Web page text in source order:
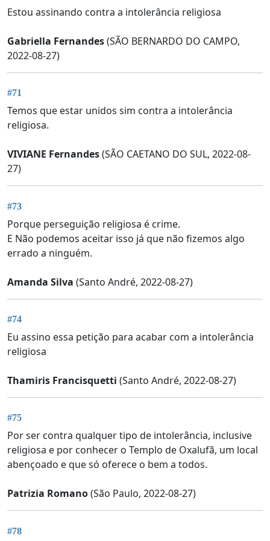
Estou assinando contra a intolerância religiosa
Gabriella Fernandes(SÃO BERNARDO DO CAMPO,
2022-08-27)
#71
Temos que estar unidos sim contra a intolerância
religiosa.
VIVIANE Fernandes(SÃO CAETANO DO SUL, 2022-08-
27)
#73
Porque perseguição religiosa é crime.
E Não podemos aceitar isso já que não fizemos algo
errado a ninguém.
Amanda Silva (Santo André, 2022-08-27)
#74
Eu assino essa petição para acabar com a intolerância
religiosa
Thamiris Francisquetti (Santo André, 2022-08-27)
#75
Por ser contra qualquer tipo de intolerância, inclusive
religiosa e por conhecer o Templo de Oxalufã, um local
abençoado e que só oferece o bem a todos.
Patrizia Romano(São Paulo, 2022-08-27)
#78